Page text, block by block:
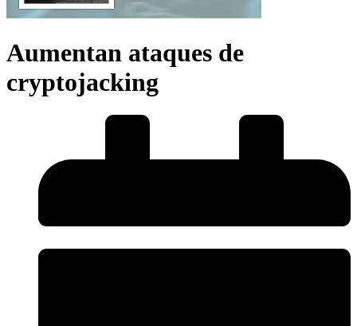
Aumentan ataques de
cryptojacking